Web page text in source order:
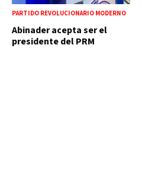
PARTIDO REVOLUCIONARIO MODERNO
Abinader acepta ser el
presidente del PRM